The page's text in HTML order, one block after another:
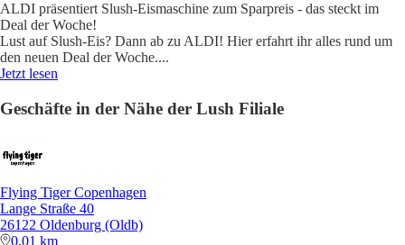
ALDI präsentiert Slush-Eismaschine zum Sparpreis - das steckt im
Deal der Woche!
Lust auf Slush-Eis? Dann ab zu ALDI! Hier erfahrt ihr alles rund um
den neuen Deal der Woche....
Jetzt lesen
Geschäfte in der Nähe der Lush Filiale
Flying Tiger Copenhagen
Lange Straße 40
26122 Oldenburg (Oldb)
0,01 km